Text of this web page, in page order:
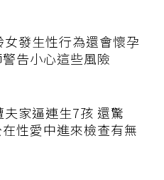
女發生性行為還會懷孕
告小心這些風險
家逼連生7孩 還驚
性愛中進來檢查有無